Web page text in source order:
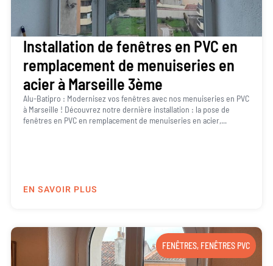
Installation de fenêtres en PVC en
remplacement de menuiseries en
acier à Marseille 3ème
Alu-Batipro : Modernisez vos fenêtres avec nos menuiseries en PVC
à Marseille ! Découvrez notre dernière installation : la pose de
fenêtres en PVC en remplacement de menuiseries en acier,...
EN SAVOIR PLUS
FENÊTRES, FENÊTRES PVC